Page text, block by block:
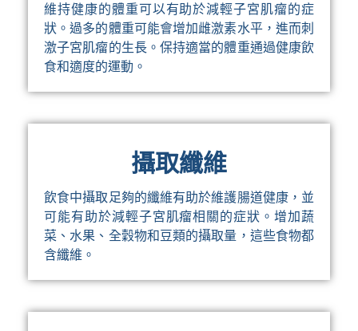
維持健康的體重可以有助於減輕子宮肌瘤的症
狀。過多的體重可能會增加雌激素水平，進而刺
激子宮肌瘤的生長。保持適當的體重通過健康飲
食和適度的運動。
攝取纖維
飲食中攝取足夠的纖維有助於維護腸道健康，並
可能有助於減輕子宮肌瘤相關的症狀。增加蔬
菜、水果、全穀物和豆類的攝取量，這些食物都
含纖維。